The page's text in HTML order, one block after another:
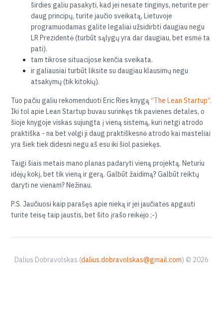
širdies galiu pasakyti, kad jei nesate tinginys, neturite per
daug principų, turite jaučio sveikatą, Lietuvoje
programuodamas galite legaliai užsidirbti daugiau negu
LR Prezidentė (turbūt sąlygų yra dar daugiau, bet esmė ta
pati).
tam tikrose situacijose kenčia sveikata.
ir galiausiai turbūt liksite su daugiau klausimų negu
atsakymų (tik kitokių).
Tuo pačiu galiu rekomenduoti Eric Ries knygą“The Lean Startup”.
Iki tol apie Lean Startup buvau surinkęs tik pavienes detales, o
šioje knygoje viskas sujungta į vieną sistemą, kuri netgi atrodo
praktiška - na bet vėlgi ji daug praktiškesnė atrodo kai masteliai
yra šiek tiek didesni negu aš esu iki šiol pasiekęs.
Taigi šiais metais mano planas padaryti vieną projektą. Neturiu
idėjų kokį, bet tik vieną ir gerą. Galbūt žaidimą? Galbūt reiktų
daryti ne vienam? Nežinau.
P.S. Jaučiuosi kaip parašęs apie nieką ir jei jaučiatės apgauti
turite teisę taip jaustis, bet šito įrašo reikėjo ;-)
Dalius Dobravolskas (dalius.dobravolskas@gmail.com) © 2026